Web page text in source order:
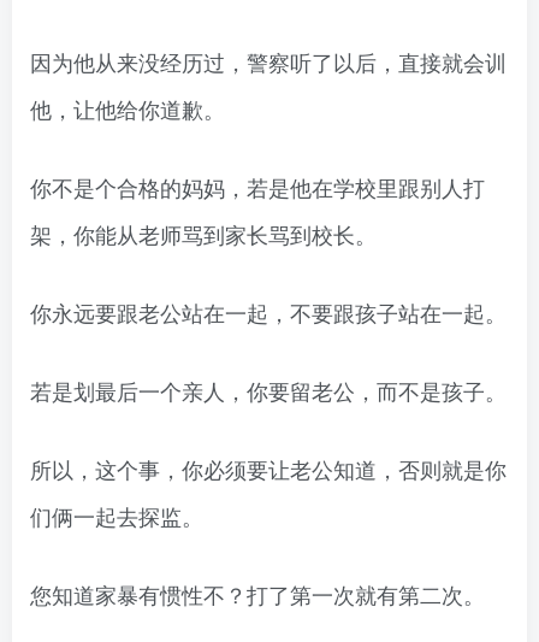
因为他从来没经历过，警察听了以后，直接就会训
他，让他给你道歉。
你不是个合格的妈妈，若是他在学校里跟别人打
架，你能从老师骂到家长骂到校长。
你永远要跟老公站在一起，不要跟孩子站在一起。
若是划最后一个亲人，你要留老公，而不是孩子。
所以，这个事，你必须要让老公知道，否则就是你
们俩一起去探监。
您知道家暴有惯性不？打了第一次就有第二次。